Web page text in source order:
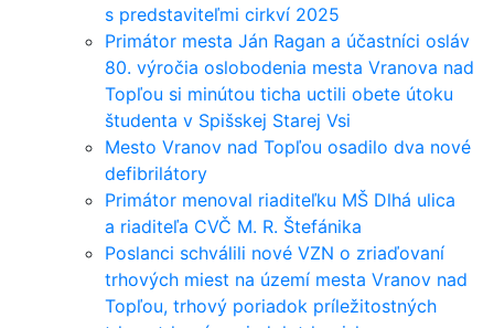
s predstaviteľmi cirkví 2025
Primátor mesta Ján Ragan a účastníci osláv
80. výročia oslobodenia mesta Vranova nad
Topľou si minútou ticha uctili obete útoku
študenta v Spišskej Starej Vsi
Mesto Vranov nad Topľou osadilo dva nové
defibrilátory
Primátor menoval riaditeľku MŠ Dlhá ulica
a riaditeľa CVČ M. R. Štefánika
Poslanci schválili nové VZN o zriaďovaní
trhových miest na území mesta Vranov nad
Topľou, trhový poriadok príležitostných